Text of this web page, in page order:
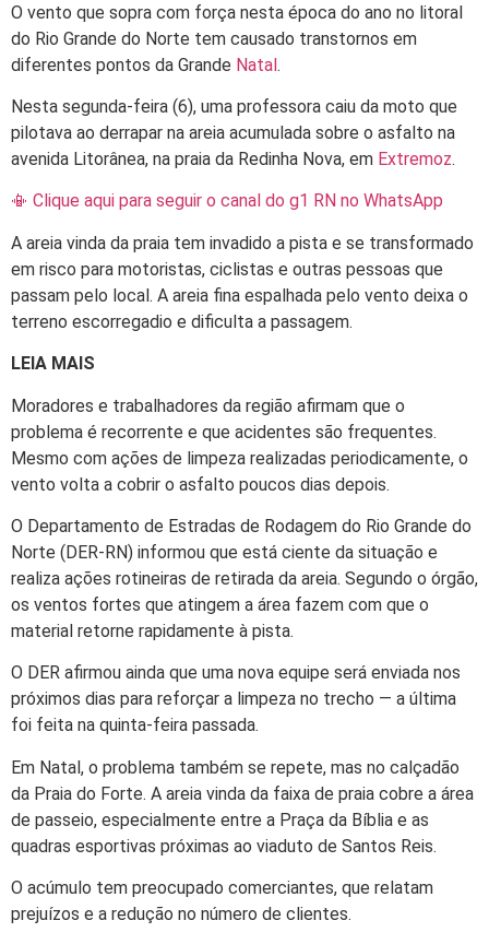
O vento que sopra com força nesta época do ano no litoral
do Rio Grande do Norte tem causado transtornos em
diferentes pontos da Grande Natal.
Nesta segunda-feira (6), uma professora caiu da moto que
pilotava ao derrapar na areia acumulada sobre o asfalto na
avenida Litorânea, na praia da Redinha Nova, em Extremoz.
📳 Clique aqui para seguir o canal do g1 RN no WhatsApp
A areia vinda da praia tem invadido a pista e se transformado
em risco para motoristas, ciclistas e outras pessoas que
passam pelo local. A areia fina espalhada pelo vento deixa o
terreno escorregadio e dificulta a passagem.
LEIA MAIS
Moradores e trabalhadores da região afirmam que o
problema é recorrente e que acidentes são frequentes.
Mesmo com ações de limpeza realizadas periodicamente, o
vento volta a cobrir o asfalto poucos dias depois.
O Departamento de Estradas de Rodagem do Rio Grande do
Norte (DER-RN) informou que está ciente da situação e
realiza ações rotineiras de retirada da areia. Segundo o órgão,
os ventos fortes que atingem a área fazem com que o
material retorne rapidamente à pista.
O DER afirmou ainda que uma nova equipe será enviada nos
próximos dias para reforçar a limpeza no trecho — a última
foi feita na quinta-feira passada.
Em Natal, o problema também se repete, mas no calçadão
da Praia do Forte. A areia vinda da faixa de praia cobre a área
de passeio, especialmente entre a Praça da Bíblia e as
quadras esportivas próximas ao viaduto de Santos Reis.
O acúmulo tem preocupado comerciantes, que relatam
prejuízos e a redução no número de clientes.